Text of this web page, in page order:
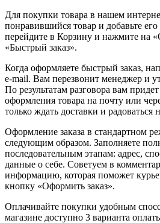
Для покупки товара в нашем
понравившийся товар и добавьте его
перейдите в Корзину и нажмите на
«Быстрый заказ».
Когда оформляете быстрый заказ,
e-mail. Вам перезвонит менеджер и
По результатам разговора вам
оформления товара на почту или
только ждать доставки и радоваться
Оформление заказа в стандартном
следующим образом. Заполняете
последовательным этапам: адрес,
данные о себе. Советуем в
информацию, которая поможет
кнопку «Оформить заказ».
Оплачивайте покупки удобным
магазине доступно 3 варианта